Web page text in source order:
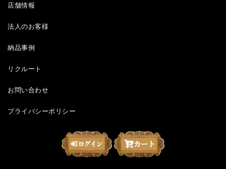
店舗情報
法人のお客様
納品事例
リクルート
お問い合わせ
プライバシーポリシー